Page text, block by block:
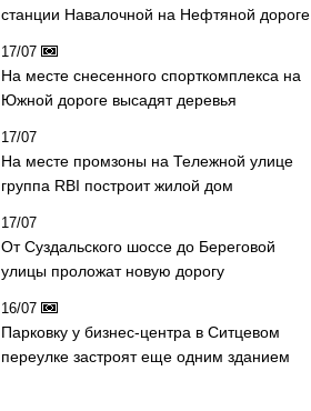
станции Навалочной на Нефтяной дороге
17/07
На месте снесенного спорткомплекса на
Южной дороге высадят деревья
17/07
На месте промзоны на Тележной улице
группа RBI построит жилой дом
17/07
От Суздальского шоссе до Береговой
улицы проложат новую дорогу
16/07
Парковку у бизнес-центра в Ситцевом
переулке застроят еще одним зданием